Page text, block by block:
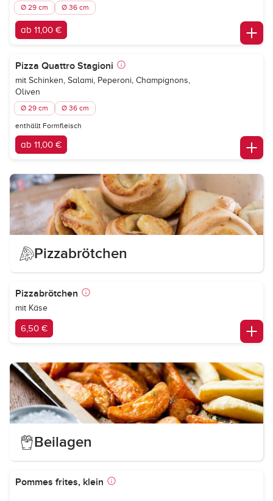
Ø 29 cm Ø 36 cm
ab 11,00 €
Pizza Quattro Stagioni
mit Schinken, Salami, Peperoni, Champignons,
Oliven
Ø 29 cm Ø 36 cm
enthällt Formfleisch
ab 11,00 €
Pizzabrötchen
Pizzabrötchen
mit Käse
6,50 €
Beilagen
Pommes frites, klein